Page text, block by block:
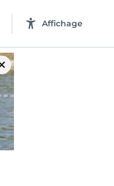
Affichage